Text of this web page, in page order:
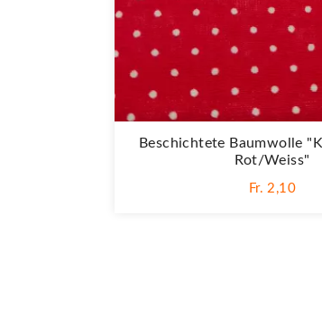
Beschichtete Baumwolle
Rot/weiss"
Fr. 2,10